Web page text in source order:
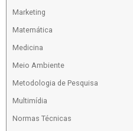
Marketing
Matemática
Medicina
Meio Ambiente
Metodologia de Pesquisa
Multimídia
Normas Técnicas